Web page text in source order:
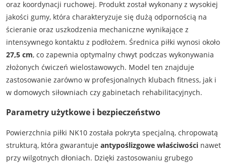
oraz koordynacji ruchowej. Produkt został wykonany z wysokiej
jakości gumy, która charakteryzuje się dużą odpornością na
ścieranie oraz uszkodzenia mechaniczne wynikające z
intensywnego kontaktu z podłożem. Średnica piłki wynosi około
27,5 cm, co zapewnia optymalny chwyt podczas wykonywania
złożonych ćwiczeń wielostawowych. Model ten znajduje
zastosowanie zarówno w profesjonalnych klubach fitness, jak i
w domowych siłowniach czy gabinetach rehabilitacyjnych.
Parametry użytkowe i bezpieczeństwo
Powierzchnia piłki NK10 została pokryta specjalną, chropowatą
strukturą, która gwarantuje antypoślizgowe właściwościnawet
przy wilgotnych dłoniach. Dzięki zastosowaniu grubego